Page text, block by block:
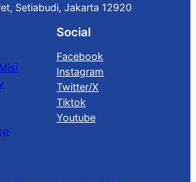
Setiabudi, Jakarta 12920
Social
Facebook
Instagram
Twitter/X
Tiktok
Youtube